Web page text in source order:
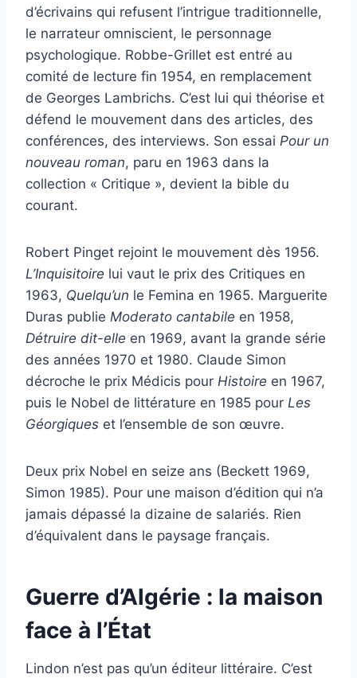
d’écrivains qui refusent l’intrigue traditionnelle,
le narrateur omniscient, le personnage
psychologique. Robbe-Grillet est entré au
comité de lecture fin 1954, en remplacement
de Georges Lambrichs. C’est lui qui théorise et
défend le mouvement dans des articles, des
conférences, des interviews. Son essai Pour un
nouveau roman, paru en 1963 dans la
collection « Critique », devient la bible du
courant.
Robert Pinget rejoint le mouvement dès 1956.
L’Inquisitoire lui vaut le prix des Critiques en
1963, Quelqu’un le Femina en 1965. Marguerite
Duras publie Moderato cantabile en 1958,
Détruire dit-elle en 1969, avant la grande série
des années 1970 et 1980. Claude Simon
décroche le prix Médicis pour Histoire en 1967,
puis le Nobel de littérature en 1985 pour Les
Géorgiques et l’ensemble de son œuvre.
Deux prix Nobel en seize ans (Beckett 1969,
Simon 1985). Pour une maison d’édition qui n’a
jamais dépassé la dizaine de salariés. Rien
d’équivalent dans le paysage français.
Guerre d’Algérie : la maison
face à l’État
Lindon n’est pas qu’un éditeur littéraire. C’est